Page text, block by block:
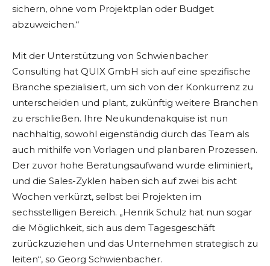
sichern, ohne vom Projektplan oder Budget
abzuweichen.“
Mit der Unterstützung von Schwienbacher
Consulting hat QUIX GmbH sich auf eine spezifische
Branche spezialisiert, um sich von der Konkurrenz zu
unterscheiden und plant, zukünftig weitere Branchen
zu erschließen. Ihre Neukundenakquise ist nun
nachhaltig, sowohl eigenständig durch das Team als
auch mithilfe von Vorlagen und planbaren Prozessen.
Der zuvor hohe Beratungsaufwand wurde eliminiert,
und die Sales-Zyklen haben sich auf zwei bis acht
Wochen verkürzt, selbst bei Projekten im
sechsstelligen Bereich. „Henrik Schulz hat nun sogar
die Möglichkeit, sich aus dem Tagesgeschäft
zurückzuziehen und das Unternehmen strategisch zu
leiten“, so Georg Schwienbacher.